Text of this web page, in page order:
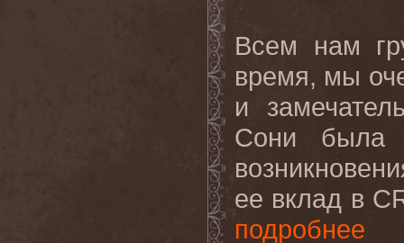
Всем нам
время, мы
и
Сони была
ее вклад в
подробнее